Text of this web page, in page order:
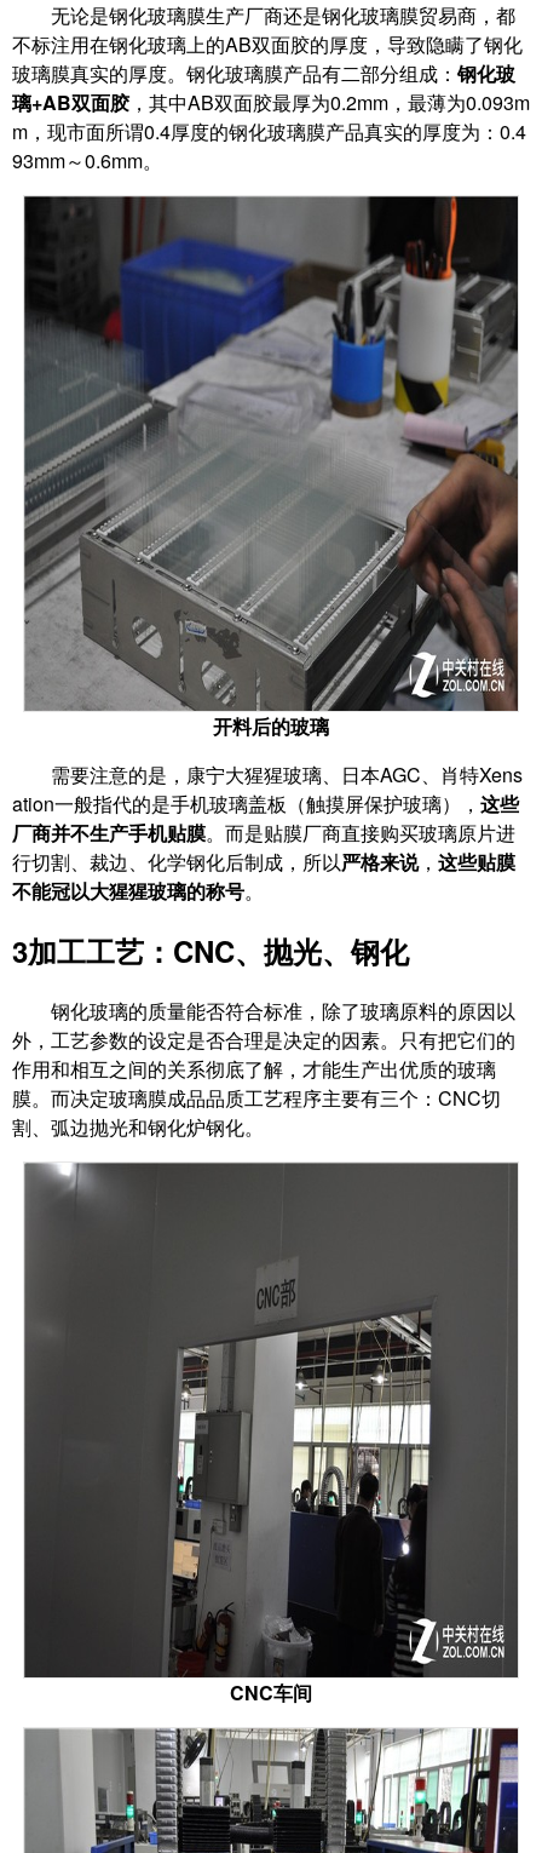
无论是钢化玻璃膜生产厂商还是钢化玻璃膜贸易商，都
不标注用在钢化玻璃上的AB双面胶的厚度，导致隐瞒了钢化
玻璃膜真实的厚度。钢化玻璃膜产品有二部分组成：钢化玻
璃+AB双面胶，其中AB双面胶最厚为0.2mm，最薄为0.093m
m，现市面所谓0.4厚度的钢化玻璃膜产品真实的厚度为：0.4
93mm～0.6mm。
开料后的玻璃
需要注意的是，康宁大猩猩玻璃、日本AGC、肖特Xens
ation一般指代的是手机玻璃盖板（触摸屏保护玻璃）， 这些
厂商并不生产手机贴膜。而是贴膜厂商直接购买玻璃原片进
行切割、裁边、化学钢化后制成，所以严格来说， 这些贴膜
不能冠以大猩猩玻璃的称号。
3加工工艺：CNC、抛光、钢化
钢化玻璃的质量能否符合标准，除了玻璃原料的原因以
外，工艺参数的设定是否合理是决定的因素。只有把它们的
作用和相互之间的关系彻底了解，才能生产出优质的玻璃
膜。而决定玻璃膜成品品质工艺程序主要有三个：CNC切
割、弧边抛光和钢化炉钢化。
CNC车间